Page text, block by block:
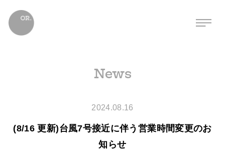
News
2024.08.16
(8/16 更新)台風7号接近に伴う営業時間変更のお
知らせ